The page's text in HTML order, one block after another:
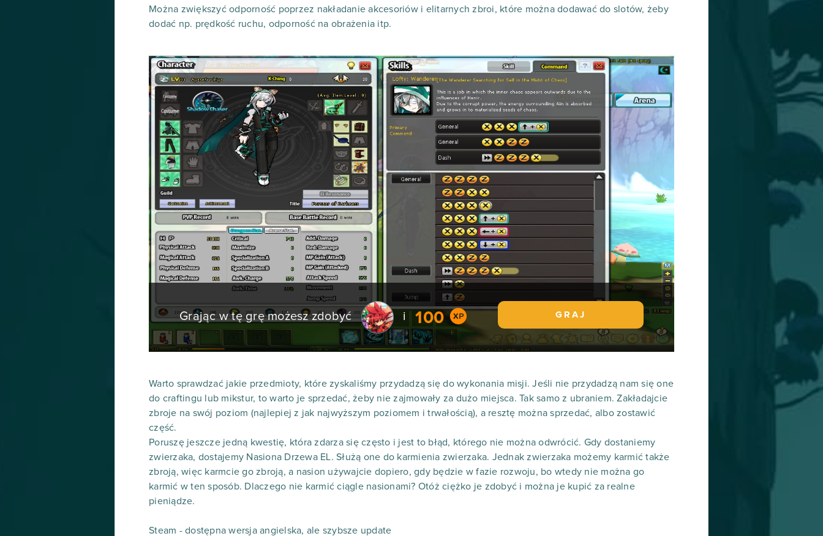
Można zwiększyć odporność poprzez nakładanie akcesoriów i elitarnych zbroi, które można dodawać do slotów, żeby
dodać np. prędkość ruchu, odporność na obrażenia itp.
Grając w tę grę możesz zdobyć i 100 GRAJ
Warto sprawdzać jakie przedmioty, które zyskaliśmy przydadzą się do wykonania misji. Jeśli nie przydadzą nam się one
do craftingu lub mikstur, to warto je sprzedać, żeby nie zajmowały za dużo miejsca. Tak samo z ubraniem. Zakładajcie
zbroje na swój poziom (najlepiej z jak najwyższym poziomem i trwałością), a resztę można sprzedać, albo zostawić
część.
Poruszę jeszcze jedną kwestię, która zdarza się często i jest to błąd, którego nie można odwrócić. Gdy dostaniemy
zwierzaka, dostajemy Nasiona Drzewa EL. Służą one do karmienia zwierzaka. Jednak zwierzaka możemy karmić także
zbroją, więc karmcie go zbroją, a nasion używajcie dopiero, gdy będzie w fazie rozwoju, bo wtedy nie można go
karmić w ten sposób. Dlaczego nie karmić ciągle nasionami? Otóż ciężko je zdobyć i można je kupić za realne
pieniądze.
Steam - dostępna wersja angielska, ale szybsze update